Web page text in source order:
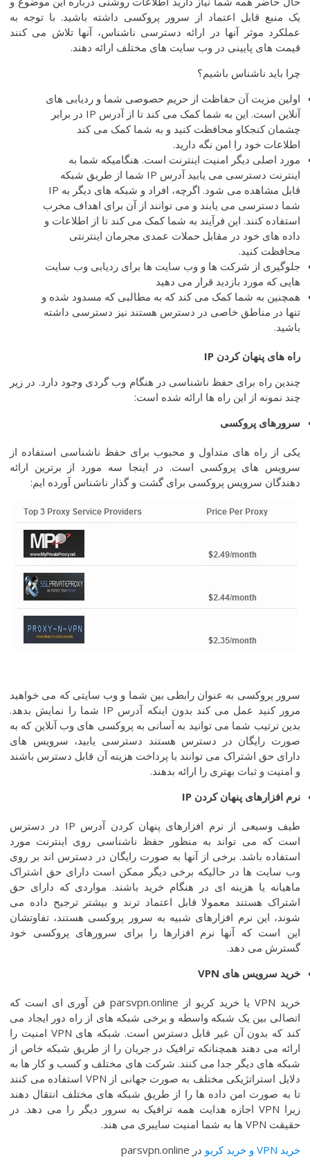
یک منبع قابل اعتماد از سرور پروکسی داشته باشید. با توجه به
عملکرد موثر آنها در ارائه دسترسی ناشناس، آنها تلاش می کنند
قیمت های پایینی در وب سایت های مختلف ارائه دهند.
چرا باید ناشناس باشیم؟
اولین مزیت آن حفاظت از حریم حصوصی شما و ردیابی های
آنلاین است. این به شما کمک می کند تا از آدرس IP در برابر
چشمان کنجکاو محافظت کنید و به شما کمک می کند
اطلاعات خود را امن نگه دارید.
مورد اصلی دیگر امنیت اینترنت است. هنگامیکه شما به
اینترنت دسترسی می یابید آدرس IP شما از طریق شبکه
قابل مشاهده می شود. اگرچه، افراد و شبکه های دیگر به IP
شما دسترسی می یابند و می توانند از آن برای اهداف مخرب
استفاده کنند. این فرآیند به شما کمک می کند تا از اطلاعات و
داده های خود در مقابل حملات عمدی مجرمان اینترنتی
محافظت کنید.
جلوگیری از شرکت ها و وب سایت ها برای ردیابی وب سایت
هایی که مورد بازدید قرار می دهید
همچنین به شما کمک می کند که به مطالبی که مسدود شده و
تنها در مناطق خاصی در دسترس هستند نیز دسترسی داشته
باشید.
راه های پنهان کردن IP
چندین راه برای حفظ ناشناسی در هنگام وب گردی وجود دارد. در زیر
چند نمونه از این راه ها ارائه شده است:
سرورهای پروکسی
یکی از راه های متداول و محبوب برای حفظ ناشناسی استفاده از
سرویس های پروکسی است. در اینجا سه مورد از برترین ارائه
دهندگان سرویس پروکسی برای گشت و گذار ناشناس آورده ایم:
سرور پروکسی به عنوان رابطی بین شما و وب سایتی که می خواهید
مرور کنید عمل می کند بدون اینکه آدرس IP شما را نمایش بدهد.
بدین ترتیب شما می توانید به آسانی به پروکسی های وب آنلاین که به
صورت رایگان در دسترس هستند دسترسی یابید، سرویس های
دارای حق اشتراک می توانند با پرداخت هزینه آن قابل دسترس باشند
و امنیت و ثبات بهتری را ارائه بدهند.
نرم افزارهای پنهان کردن IP
طیف وسیعی از نرم افزارهای پنهان کردن آدرس IP در دسترس
است که می تواند به منظور حفظ ناشناسی روی اینترنت مورد
استفاده باشد. برخی از آنها به صورت رایگان در دسترس اند بر روی
وب سایت ها در حالیکه برخی دیگر ممکن است دارای حق اشتراک
ماهیانه یا هزینه ای در هنگام خرید باشند. مواردی که دارای حق
اشتراک هستند معمولا قابل اعتماد ترند و بیشتر ترجیح داده می
شوند، این نرم افزارهای شبیه به سرور پروکسی هستند، تفاوتشان
این است که آنها نرم افزارها را برای سرورهای پروکسی خود
گسترش می دهد.
خرید سرویس های VPN
خرید VPN یا خرید کریو از parsvpn.online فن آوری ای است که
اتصالی بین یک شبکه واسطه و برخی شبکه های از راه دور ایجاد می
کند که بدون آن غیر قابل دسترس است. شبکه های VPN امنیت را
ارائه می دهند همچنانکه ترافیک در جریان را از طریق شبکه خاص از
شبکه های دیگر جدا می کنند. شرکت های مختلف و کسب و کار ها به
دلایل استراتژیکی مختلف به صورت جهانی از VPN استفاده می کنند
تا به صورت امن داده ها را از طریق شبکه های مختلف انتقال دهند
زیرا VPN اجازه هدایت همه ترافیک به سرور دیگر را می دهد. در
حقیقت VPN ها به شما امنیت سایبری می هند.
خرید VPN و خرید کریو
در parsvpn.online